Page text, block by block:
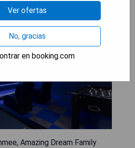
Amazing Dream Family
Ver ofertas
No, gracias
en booking.com